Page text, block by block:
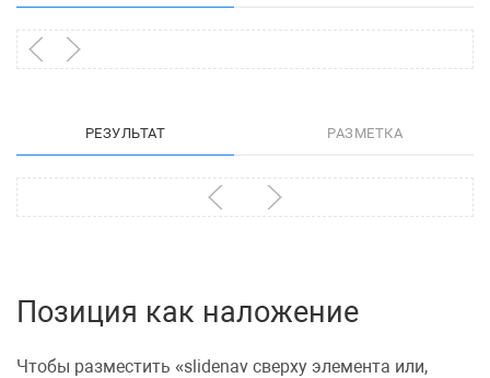
РЕЗУЛЬТАТ РАЗМЕТКА
Позиция как наложение
Чтобы разместить slidenav сверху элемента или,